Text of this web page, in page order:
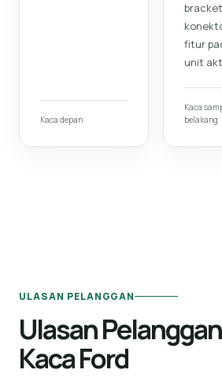
Kaca depan
fitur
unit
Kaca
belakang
ULASAN PELANGGAN
Ulasan Pelanggan
Kaca Ford